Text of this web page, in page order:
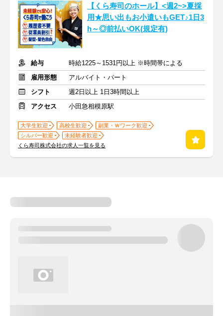
【くら寿司のホール】<週2~>夏採
用★思い出もお小遣いもGET♪1日3
h～◎前払いOK(規定有)
給与
時給1225～1531円以上 ※時間帯による
雇用形態
アルバイト・パート
シフト
週2日以上 1日3時間以上
アクセス
小田急相模原駅
大学生歓迎 高校生歓迎
副業・Ｗワーク歓迎
シルバー歓迎
未経験者歓迎
くら寿司株式会社の求人一覧を見る